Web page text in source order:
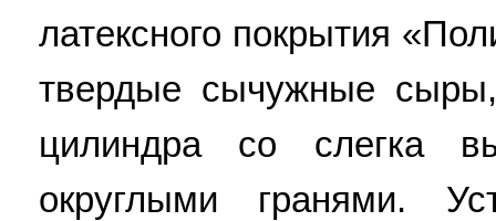
латексного покрытия
твердые сычужные
цилиндра со слегка
округлыми гранями.